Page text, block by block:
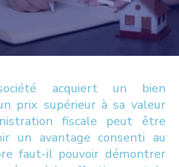
société acquiert un bien
prix supérieur à sa valeur
fiscale peut être
un avantage consenti au
faut-il pouvoir démontrer